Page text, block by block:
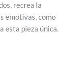
recrea la
emotivas, como
esta pieza única.